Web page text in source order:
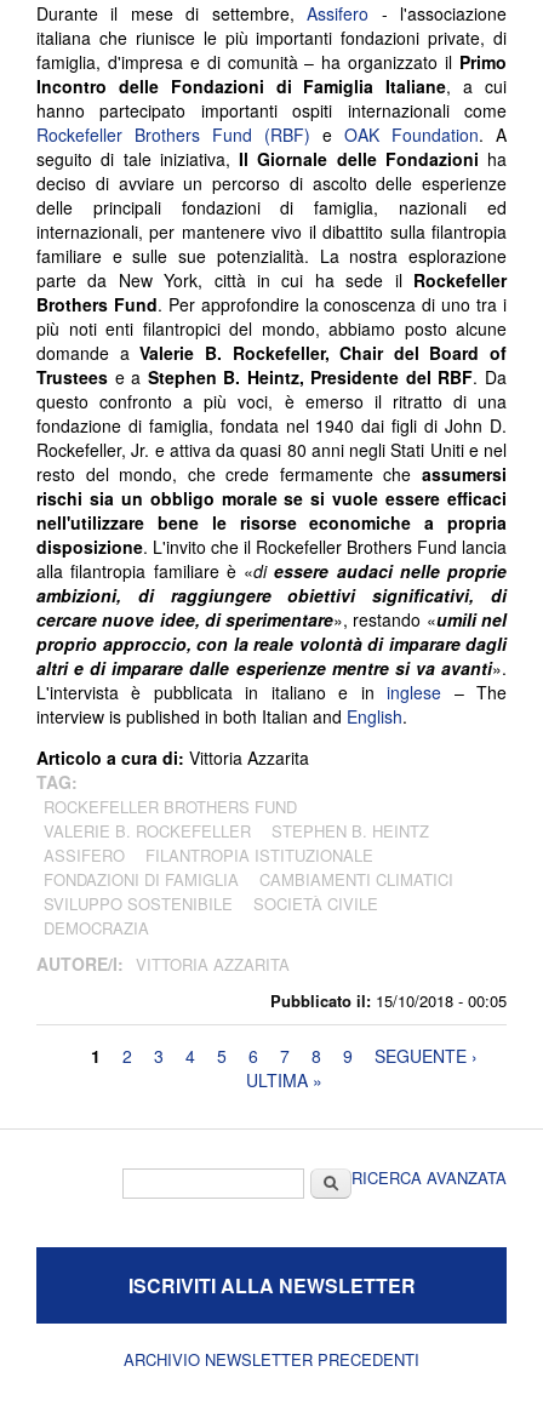
Pubblicato il: 15/10/2018 - 00:05
Durante il mese di settembre,Assifero - l'associazione
italiana che riunisce le più importanti fondazioni private, di
famiglia, d'impresa e di comunità – ha organizzato il Primo
Incontro delle Fondazioni di Famiglia Italiane, a cui
hanno partecipato importanti ospiti internazionali come
Rockefeller Brothers Fund (RBF) e OAK Foundation. A
seguito di tale iniziativa, Il Giornale delle Fondazioni ha
deciso di avviare un percorso di ascolto delle esperienze
delle principali fondazioni di famiglia, nazionali ed
internazionali, per mantenere vivo il dibattito sulla filantropia
familiare e sulle sue potenzialità. La nostra esplorazione
parte da New York, città in cui ha sede il Rockefeller
Brothers Fund. Per approfondire la conoscenza di uno tra i
più noti enti filantropici del mondo, abbiamo posto alcune
domande aValerie B. Rockefeller, Chair del Board of
Trustees e a Stephen B. Heintz, Presidente del RBF. Da
questo confronto a più voci, è emerso il ritratto di una
fondazione di famiglia, fondata nel 1940 dai figli di John D.
Rockefeller, Jr. e attiva da quasi 80 anni negli Stati Uniti e nel
resto del mondo, che crede fermamente che assumersi
rischi sia un obbligo morale se si vuole essere efficaci
nell'utilizzare bene le risorse economiche a propria
disposizione. L'invito che il Rockefeller Brothers Fund lancia
alla filantropia familiare è «diessere audaci nelle proprie
ambizioni, di raggiungere obiettivi significativi, di
cercare nuove idee, di sperimentare», restando «umili nel
proprio approccio, con la reale volontà di imparare dagli
altri e di imparare dalle esperienze mentre si va avanti».
L'intervista è pubblicata in italiano e ininglese – The
interview is published in both Italian and English.
Articolo a cura di: Vittoria Azzarita
TAG:
ROCKEFELLER BROTHERS FUND
VALERIE B. ROCKEFELLER
STEPHEN B. HEINTZ
ASSIFERO
FILANTROPIA ISTITUZIONALE
FONDAZIONI DI FAMIGLIA
CAMBIAMENTI CLIMATICI
SVILUPPO SOSTENIBILE
SOCIETÀ CIVILE
DEMOCRAZIA
AUTORE/I: VITTORIA AZZARITA
Pagine
1 2 3 4 5 6 7 8 9
SEGUENTE ›
ULTIMA »
CercaRICERCA AVANZATA
ISCRIVITI ALLA NEWSLETTER
ARCHIVIO NEWSLETTER PRECEDENTI